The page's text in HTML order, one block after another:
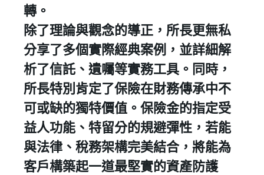
轉。
除了理論與觀念的導正，所長更無私
分享了多個實際經典案例，並詳細解
析了信託、遺囑等實務工具。同時，
所長特別肯定了保險在財務傳承中不
可或缺的獨特價值。保險金的指定受
益人功能、特留分的規避彈性，若能
與法律、稅務架構完美結合，將能為
客戶構築起一道最堅實的資產防護